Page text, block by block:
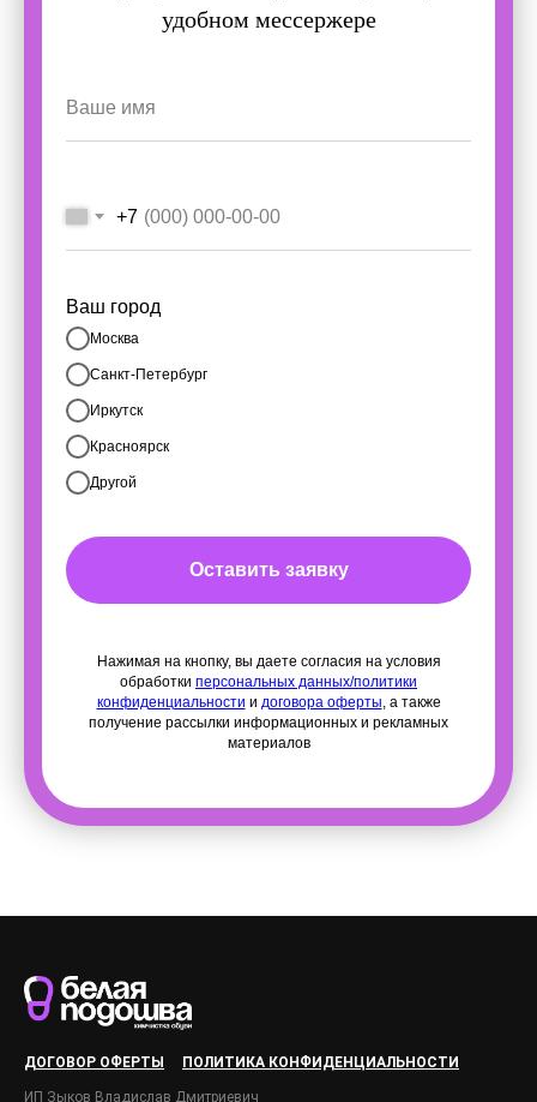
удобном мессержере
+7
Ваш город
Москва
Санкт-Петербург
Иркутск
Красноярск
Другой
Оставить заявку
Нажимая на кнопку, вы даете согласия на условия
обработки персональных данных/политики
конфиденциальности и договора оферты , а также
получение рассылки информационных и рекламных
материалов
ДОГОВОР ОФЕРТЫ ПОЛИТИКА КОНФИДЕНЦИАЛЬНОСТИ
ИП Зыков Владислав Дмитриевич